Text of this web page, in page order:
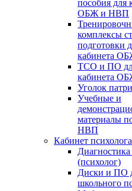
пособия для
ОБЖ и НВП
комплексы
подготовки
кабинета
ТСО и ПО
кабинета
Уголок
Учебные и
материалы
НВП
Кабинет
(психолог)
Диски и ПО
школьного